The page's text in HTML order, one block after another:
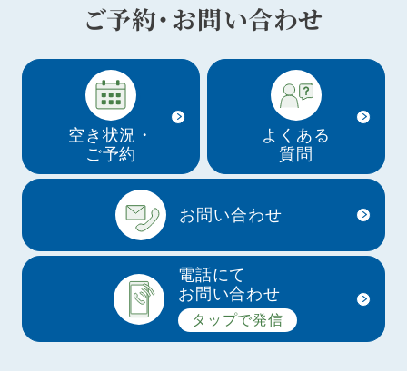
ご予約・お問い合わせ
空き状況・
ご予約
お問い合わせ
よくある
質問
電話にて
お問い合わせ
タップで発信